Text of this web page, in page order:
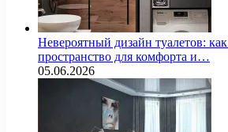
Невероятный дизайн туалетов: как
пространство для комфорта и…
05.06.2026